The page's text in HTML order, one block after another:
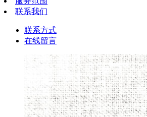
联系我们
联系方式
在线留言